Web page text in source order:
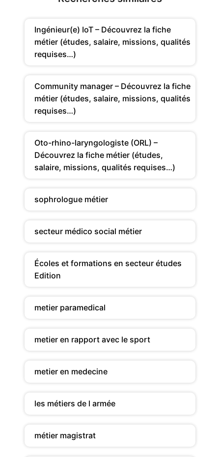
Ingénieur(e) IoT – Découvrez la fiche
métier (études, salaire, missions, qualités
requises…)
Community manager – Découvrez la fiche
métier (études, salaire, missions, qualités
requises…)
Oto-rhino-laryngologiste (ORL) –
Découvrez la fiche métier (études,
salaire, missions, qualités requises…)
sophrologue métier
secteur médico social métier
Écoles et formations en secteur études
Edition
metier paramedical
metier en rapport avec le sport
metier en medecine
les métiers de l armée
métier magistrat